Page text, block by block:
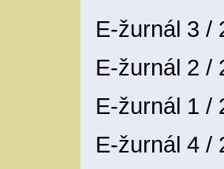
E-žurnál 3 /
E-žurnál 2 /
E-žurnál 1 /
E-žurnál 4 /